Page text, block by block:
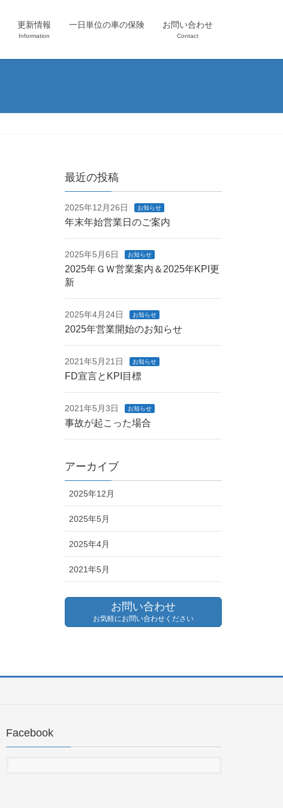
更新情報
Information
一日単位の車の保険 お問い合わせ
Contact
最近の投稿
2025年12月26日 お知らせ
年末年始営業日のご案内
2025年5月6日 お知らせ
2025年ＧＷ営業案内＆2025年KPI更
新
2025年4月24日 お知らせ
2025年営業開始のお知らせ
2021年5月21日 お知らせ
FD宣言とKPI目標
2021年5月3日 お知らせ
事故が起こった場合
アーカイブ
2025年12月
2025年5月
2025年4月
2021年5月
お問い合わせ
お気軽にお問い合わせください
Facebook